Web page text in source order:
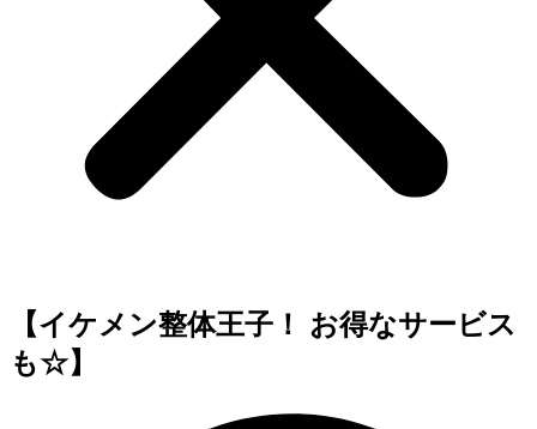
【イケメン整体王子！ お得なサービス
も☆】